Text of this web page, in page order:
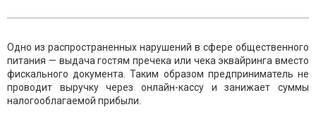
Одно из распространенных нарушений в сфере общественного
питания — выдача гостям пречека или чека эквайринга вместо
фискального документа. Таким образом предприниматель не
проводит выручку через онлайн-кассу и занижает суммы
налогооблагаемой прибыли.